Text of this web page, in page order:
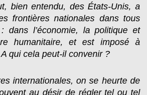
bien entendu, des États-Unis, a
frontières nationales dans tous
dans l’économie, la politique et
humanitaire, et est imposé à
A qui cela peut-il convenir ?
internationales, on se heurte de
au désir de régler tel ou tel